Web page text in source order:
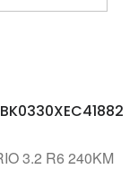
3.2 R6 240KM